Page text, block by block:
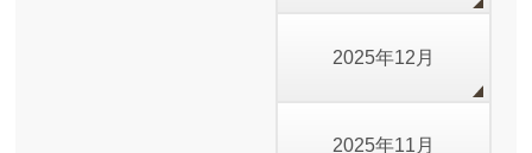
2025年12月
2025年11月